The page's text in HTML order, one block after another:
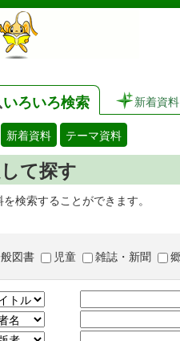
いろいろ検索 新着資料
新着資料 テーマ資料
て探す
検索することができます。
図書 児童 雑誌・新聞